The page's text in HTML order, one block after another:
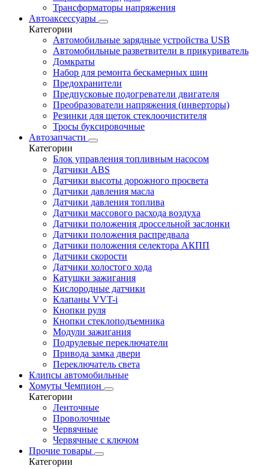
Трансформаторы напряжения
Автоаксессуары
Категории
Автомобильные зарядные устройства USB
Автомобильные разветвители в прикуриватель
Домкраты
Набор для ремонта бескамерных шин
Предохранители
Предпусковые подогреватели двигателя
Преобразователи напряжения (инверторы)
Резинки для щеток стеклоочистителя
Тросы буксировочные
Автозапчасти
Категории
Блок управления топливным насосом
Датчики ABS
Датчики высоты дорожного просвета
Датчики давления масла
Датчики давления топлива
Датчики массового расхода воздуха
Датчики положения дроссельной заслонки
Датчики положения распредвала
Датчики положения селектора АКПП
Датчики скорости
Датчики холостого хода
Катушки зажигания
Кислородные датчики
Клапаны VVT-i
Кнопки руля
Кнопки стеклоподъемника
Модули зажигания
Подрулевые переключатели
Привода замка двери
Переключатель света
Клипсы автомобильные
Хомуты Чемпион
Категории
Ленточные
Проволочные
Червячные
Червячные с ключом
Прочие товары
Категории